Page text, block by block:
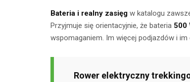
Bateria i realny zasięg w katalogu
Przyjmuje się orientacyjnie, że bateria 500
wspomaganiem. Im więcej podjazdów i
Rower elektryczny